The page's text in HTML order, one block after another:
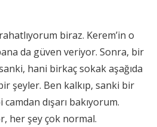
biraz. Kerem’in o
da güven veriyor. Sonra, bir
hani birkaç sokak aşağıda
şeyler. Ben kalkıp, sanki bir
dışarı bakıyorum.
her şey çok normal.